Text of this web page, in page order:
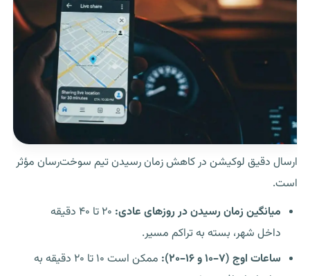
ارسال دقیق لوکیشن در کاهش زمان رسیدن تیم سوخت‌رسان مؤثر
است.
میانگین زمان رسیدن در روزهای عادی:
۲۰ تا ۴۰ دقیقه
داخل شهر، بسته به تراکم مسیر.
ساعات اوج (۷–۱۰ و ۱۶–۲۰):
ممکن است ۱۰ تا ۲۰ دقیقه به